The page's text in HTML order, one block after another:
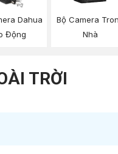
Dahua
Động
Bộ Camera
Nhà
TRỜI